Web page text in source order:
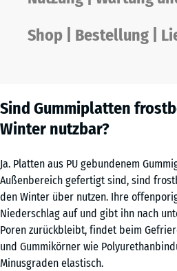
Shop | Bestellung |
Sind Gummiplatten
Winter nutzbar?
Ja. Platten aus PU gebundenem
Außenbereich gefertigt sind, sind
den Winter über nutzen. Ihre
Niederschlag auf und gibt ihn nach
Poren zurückbleibt, findet beim
und Gummikörner wie
Minusgraden elastisch.